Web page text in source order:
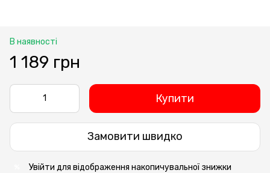
В наявності
1 189 грн
Купити
Замовити швидко
Увійти для відображення накопичувальної знижки